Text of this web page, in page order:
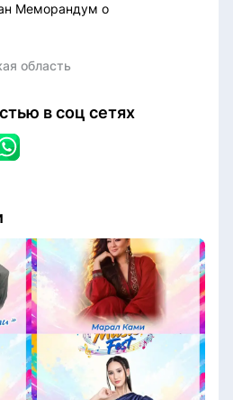
Меморандум о
область
в соц сетях